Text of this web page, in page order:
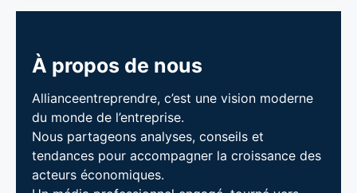
À propos de nous
Allianceentreprendre, c’est une vision moderne
du monde de l’entreprise.
Nous partageons analyses, conseils et
tendances pour accompagner la croissance des
acteurs économiques.